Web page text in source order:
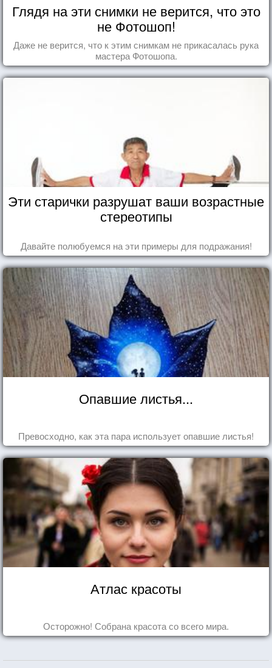
Глядя на эти снимки не верится, что это
не Фотошоп!
Даже не верится, что к этим снимкам не прикасалась рука
мастера Фотошопа.
Эти старички разрушат ваши возрастные
стереотипы
Давайте полюбуемся на эти примеры для подражания!
Опавшие листья...
Превосходно, как эта пара использует опавшие листья!
Атлас красоты
Осторожно! Собрана красота со всего мира.